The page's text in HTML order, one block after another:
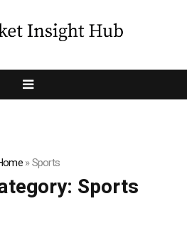
»Sports
Sports